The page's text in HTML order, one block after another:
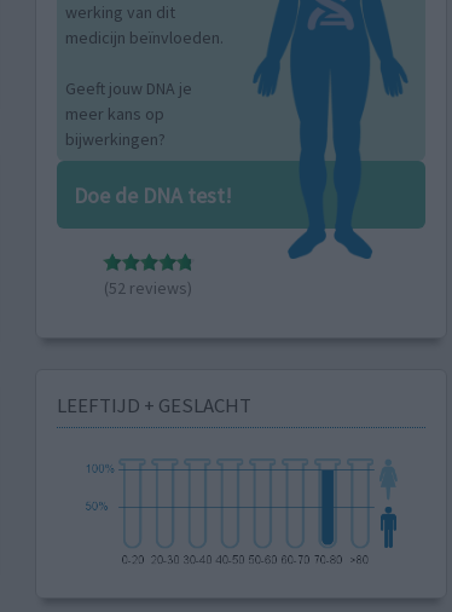
werking van dit
medicijn beïnvloeden.
Geeft jouw DNA je
meer kans op
bijwerkingen?
Doe de DNA test!
(52 reviews)
LEEFTIJD + GESLACHT